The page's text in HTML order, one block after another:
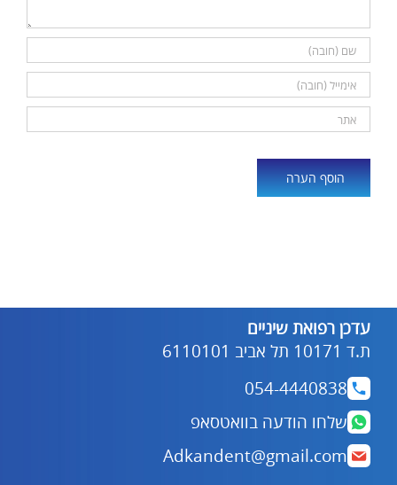
עדכן רפואת שיניים
ת.ד 10171 תל אביב 6110101
054-4440838
שלחו הודעה בוואטסאפ
Adkandent@gmail.com